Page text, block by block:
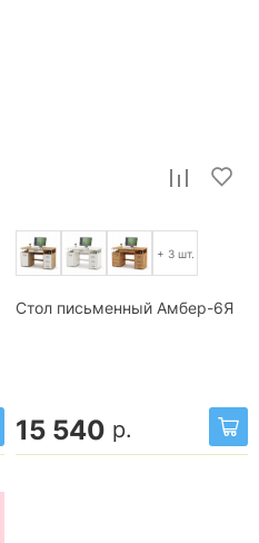
+ 3 шт.
Стол письменный Амбер-6Я
15 540 р.